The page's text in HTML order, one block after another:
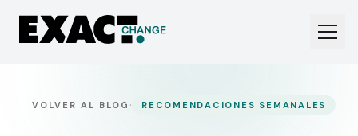
VOLVER AL BLOG · RECOMENDACIONES SEMANALES